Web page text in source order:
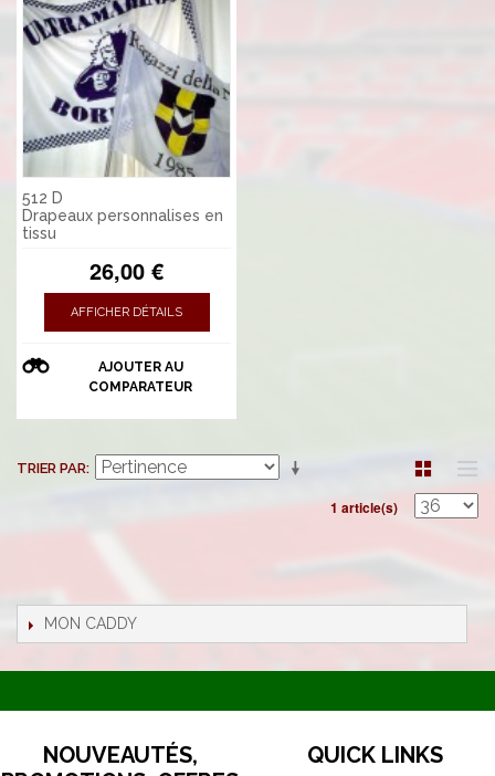
512 D
Drapeaux personnalises en
tissu
26,00 €
AFFICHER DÉTAILS
AJOUTER AU
COMPARATEUR
TRIER PAR
1 article(s)
MON CADDY
NOUVEAUTÉS,
QUICK LINKS